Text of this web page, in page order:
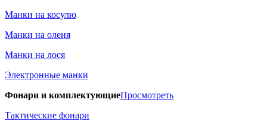
Манки на косулю
Манки на оленя
Манки на лося
Электронные манки
Фонари и комплектующиеПросмотреть
Тактические фонари